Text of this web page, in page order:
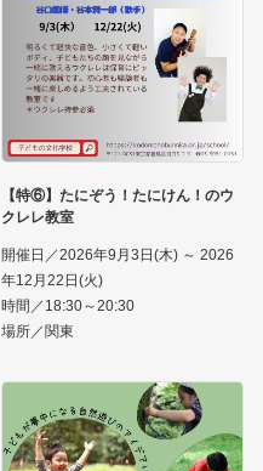
【特⑥】たにぞう！たにけん！のウ
クレレ教室
開催日／2026年9月3日(木) ～ 2026
年12月22日(火)
時間／18:30～20:30
場所／関東